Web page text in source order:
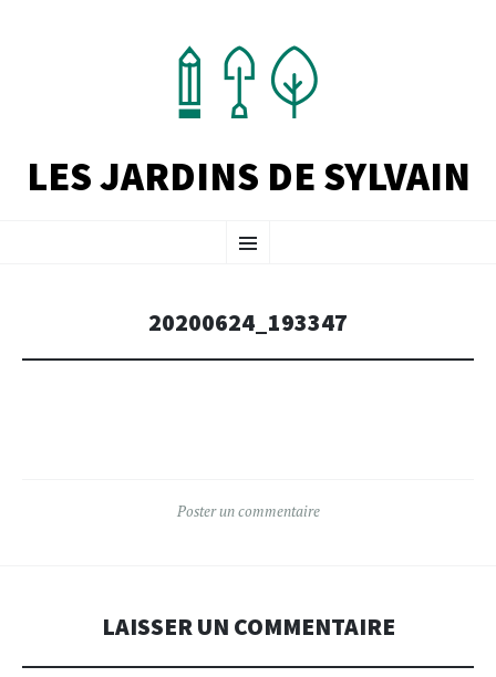
LES JARDINS DE SYLVAIN
Menu
AU
20200624_193347
Poster un commentaire
LAISSER UN COMMENTAIRE